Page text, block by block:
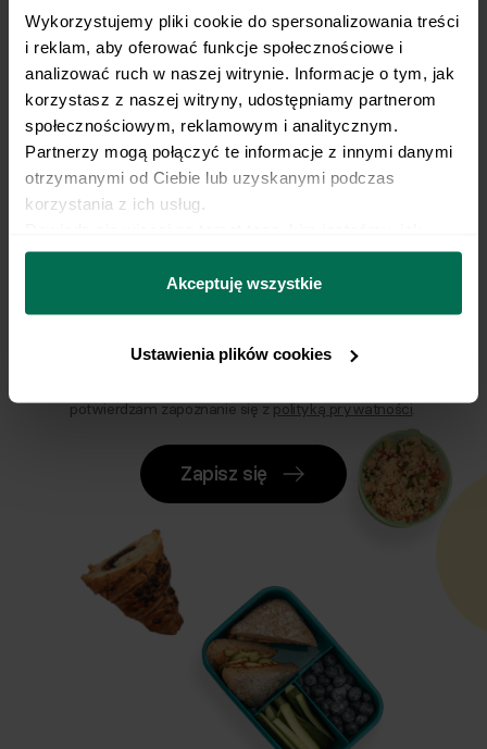
Wykorzystujemy pliki cookie do spersonalizowania treści
i reklam, aby oferować funkcje społecznościowe i
analizować ruch w naszej witrynie. Informacje o tym, jak
korzystasz z naszej witryny, udostępniamy partnerom
społecznościowym, reklamowym i analitycznym.
Partnerzy mogą połączyć te informacje z innymi danymi
otrzymanymi od Ciebie lub uzyskanymi podczas
korzystania z ich usług.
można się z nami skontaktować i w jaki sposób
przetwarzamy dane osobowe w ramach
prywatności.
Akceptuję wszystkie
Ustawienia plików cookies
prezentację i nagranie ze
spotkania!
Imię
Wyrażam zgodę na przetwarzanie moich danych
potwierdzam zapoznanie się zpolityką prywatności.
Zapisz się